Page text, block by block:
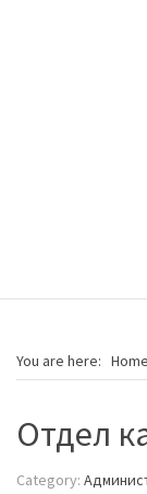
You are here: Home
Отдел
Category: